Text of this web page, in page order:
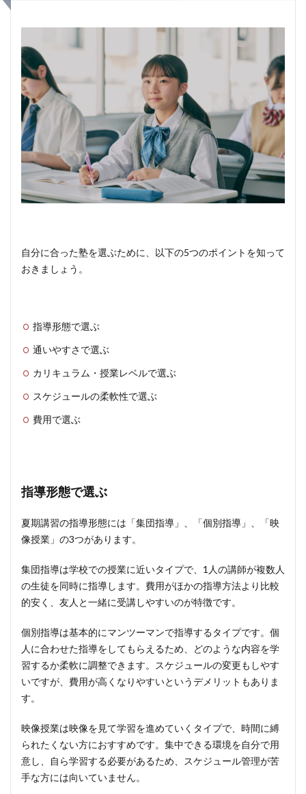
自分に合った塾を選ぶために、以下の5つのポイントを知って
おきましょう。
指導形態で選ぶ
通いやすさで選ぶ
カリキュラム・授業レベルで選ぶ
スケジュールの柔軟性で選ぶ
費用で選ぶ
指導形態で選ぶ
夏期講習の指導形態には「集団指導」、「個別指導」、「映
像授業」の3つがあります。
集団指導は学校での授業に近いタイプで、1人の講師が複数人
の生徒を同時に指導します。費用がほかの指導方法より比較
的安く、友人と一緒に受講しやすいのが特徴です。
個別指導は基本的にマンツーマンで指導するタイプです。個
人に合わせた指導をしてもらえるため、どのような内容を学
習するか柔軟に調整できます。スケジュールの変更もしやす
いですが、費用が高くなりやすいというデメリットもありま
す。
映像授業は映像を見て学習を進めていくタイプで、時間に縛
られたくない方におすすめです。集中できる環境を自分で用
意し、自ら学習する必要があるため、スケジュール管理が苦
手な方には向いていません。